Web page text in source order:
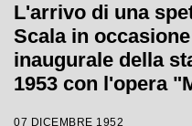
L'arrivo di una
Scala in
inaugurale della
1953 con l'opera
07 DICEMBRE 1952